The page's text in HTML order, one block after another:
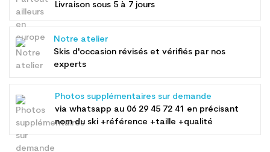
Livraison sous 5 à 7 jours
Notre atelier
Skis d'occasion révisés et vérifiés par nos
experts
Photos supplémentaires sur demande
via whatsapp au 06 29 45 72 41 en précisant
nom du ski +référence +taille +qualité